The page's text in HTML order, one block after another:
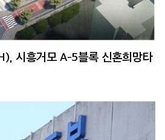
시흥거모 A-5블록 신혼희망타